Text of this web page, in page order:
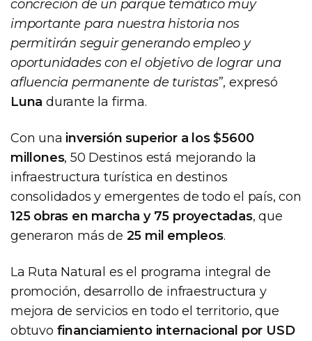
concreción de un parque temático muy
importante para nuestra historia nos
permitirán seguir generando empleo y
oportunidades con el objetivo de lograr una
afluencia permanente de turistas”, expresó
Luna durante la firma.
Con una inversión superior a los $5600
millones, 50 Destinos está mejorando la
infraestructura turística en destinos
consolidados y emergentes de todo el país, con
125 obras en marcha y 75 proyectadas, que
generaron más de 25 mil empleos.
La Ruta Natural es el programa integral de
promoción, desarrollo de infraestructura y
mejora de servicios en todo el territorio, que
obtuvo financiamiento internacional por USD